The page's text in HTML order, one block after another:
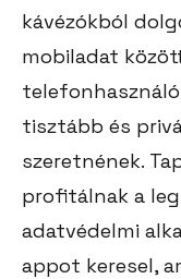
kávézókból
mobiladat
tisztább és
szeretnének.
profitálnak a
adatvédelmi
appot keresel,